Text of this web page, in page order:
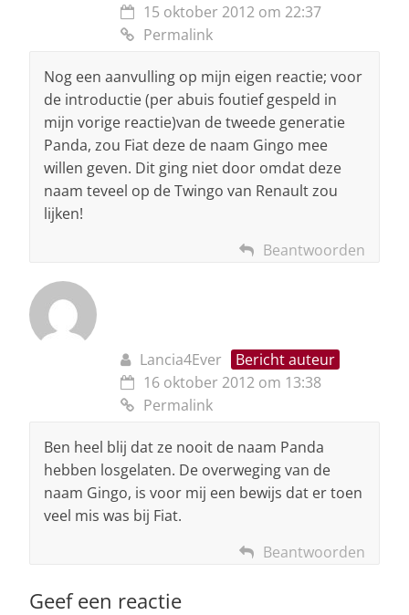
15 oktober 2012 om 22:37
Permalink
Nog een aanvulling op mijn eigen reactie; voor
de introductie (per abuis foutief gespeld in
mijn vorige reactie)van de tweede generatie
Panda, zou Fiat deze de naam Gingo mee
willen geven. Dit ging niet door omdat deze
naam teveel op de Twingo van Renault zou
lijken!
Beantwoorden
Lancia4Ever
Bericht auteur
16 oktober 2012 om 13:38
Permalink
Ben heel blij dat ze nooit de naam Panda
hebben losgelaten. De overweging van de
naam Gingo, is voor mij een bewijs dat er toen
veel mis was bij Fiat.
Beantwoorden
Geef een reactie